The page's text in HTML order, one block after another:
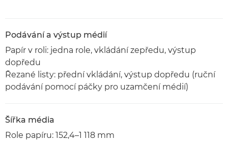
Podávání a výstup médií
Papír v roli: jedna role, vkládání zepředu, výstup
dopředu
Řezané listy: přední vkládání, výstup dopředu (ruční
podávání pomocí páčky pro uzamčení médií)
Šířka média
Role papíru: 152,4–1 118 mm